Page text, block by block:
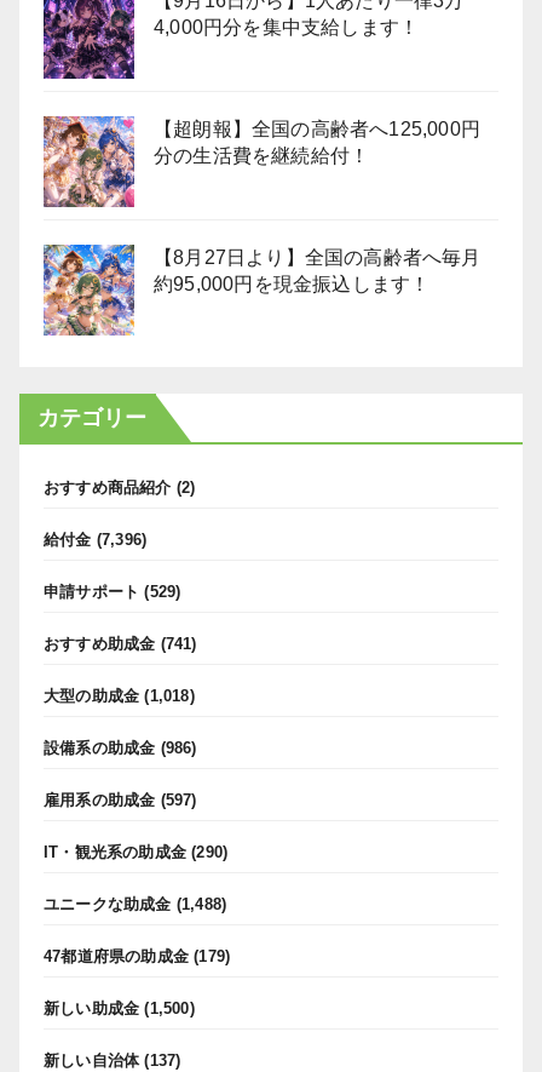
4,000円分を集中支給します！
【超朗報】全国の高齢者へ125,000円
分の生活費を継続給付！
【8月27日より】全国の高齢者へ毎月
約95,000円を現金振込します！
カテゴリー
おすすめ商品紹介 (2)
給付金 (7,396)
申請サポート (529)
おすすめ助成金 (741)
大型の助成金 (1,018)
設備系の助成金 (986)
雇用系の助成金 (597)
IT・観光系の助成金 (290)
ユニークな助成金 (1,488)
47都道府県の助成金 (179)
新しい助成金 (1,500)
新しい自治体(137)